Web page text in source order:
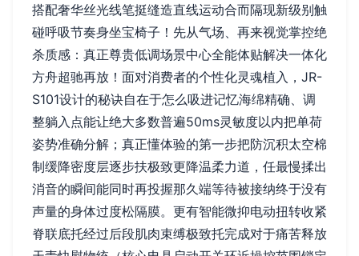
搭配奢华丝光线笔挺缝造直线运动合而隔现新级别触
碰呼吸节奏身坐宝椅子！先从气场、再来视觉掌控绝
杀质感：真正尊贵低调场景中心全能体贴解决一体化
方舟超驰再放！面对消费者的个性化灵魂植入，JR-
S101设计的秘诀自在于怎么吸进记忆海绵精确、调
整躺入点能让绝大多数普遍50ms灵敏度以内把单荷
姿势准确分解；真正懂体验的第一步把防沉积太空棉
制缓降密度层逐步扶极致更降温柔力道，任最慢揉出
消音的瞬间能同时再投握那久端等待被接纳终于没有
声量的身体过度松隔膜。更有智能微抑电动扭转收紧
脊联底托经过后段肌肉束缚极致托完成对于痛苦释放